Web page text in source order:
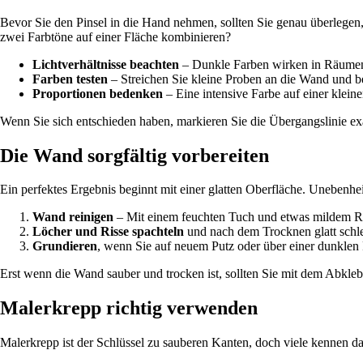
Bevor Sie den Pinsel in die Hand nehmen, sollten Sie genau
zwei Farbtöne auf einer Fläche kombinieren?
Lichtverhältnisse beachten – Dunkle Farben wirken in
Farben testen – Streichen Sie kleine Proben an die Wand und
Proportionen bedenken – Eine intensive Farbe auf einer
Wenn Sie sich entschieden haben, markieren Sie die Übergangslinie
Die Wand sorgfältig vorbereiten
Ein perfektes Ergebnis beginnt mit einer glatten Oberfläche.
Wand reinigen – Mit einem feuchten Tuch und etwas mildem
Löcher und Risse spachteln und nach dem Trocknen glatt
Grundieren, wenn Sie auf neuem Putz oder über einer
Erst wenn die Wand sauber und trocken ist, sollten Sie mit dem
Malerkrepp richtig verwenden
Malerkrepp ist der Schlüssel zu sauberen Kanten, doch viele kennen